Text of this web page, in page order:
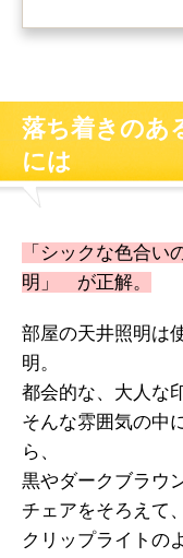
落ち着きのあ
には
「シックな色合い
明」 が正解。
部屋の天井照明は
明。
都会的な、大人な
そんな雰囲気の中
ら、
黒やダークブラウ
チェアをそろえて、
クリップライトの